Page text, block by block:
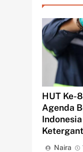
HUT Ke-
Agenda
Naira